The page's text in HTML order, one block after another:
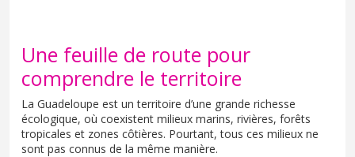
Une feuille de route pour
comprendre le territoire
La Guadeloupe est un territoire d’une grande richesse
écologique, où coexistent milieux marins, rivières, forêts
tropicales et zones côtières. Pourtant, tous ces milieux ne
sont pas connus de la même manière.